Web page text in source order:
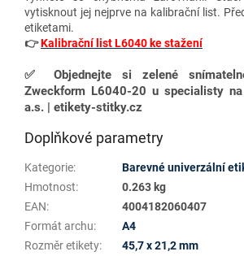
vytisknout jej nejprve na kalibrační list.
etiketami.
👉Kalibrační list L6040 ke stažení
✅ Objednejte si zelené
Zweckform L6040-20 u specialisty na
a.s. | etikety-stitky.cz
Doplňkové parametry
Kategorie:
Barevné univerzální
Hmotnost:
0.263 kg
EAN:
4004182060407
Formát archu:
A4
Rozměr etikety:
45,7 x 21,2 mm